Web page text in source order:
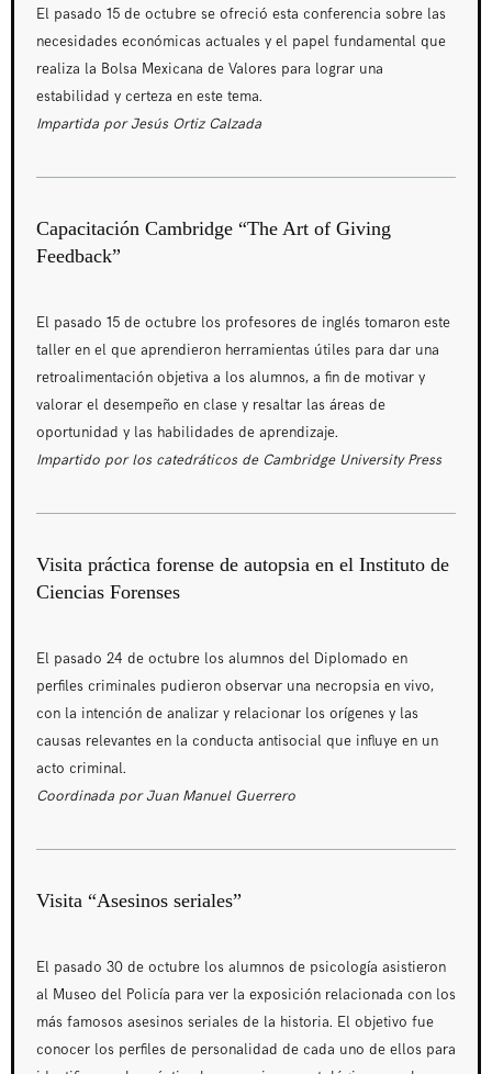
El pasado 15 de octubre se ofreció esta conferencia sobre las
necesidades económicas actuales y el papel fundamental que
realiza la Bolsa Mexicana de Valores para lograr una
estabilidad y certeza en este tema.
Impartida por Jesús Ortiz Calzada
Capacitación Cambridge “The Art of Giving
Feedback”
El pasado 15 de octubre los profesores de inglés tomaron este
taller en el que aprendieron herramientas útiles para dar una
retroalimentación objetiva a los alumnos, a fin de motivar y
valorar el desempeño en clase y resaltar las áreas de
oportunidad y las habilidades de aprendizaje.
Impartido por los catedráticos de Cambridge University Press
Visita práctica forense de autopsia en el Instituto de
Ciencias Forenses
El pasado 24 de octubre los alumnos del Diplomado en
perfiles criminales pudieron observar una necropsia en vivo,
con la intención de analizar y relacionar los orígenes y las
causas relevantes en la conducta antisocial que influye en un
acto criminal.
Coordinada por Juan Manuel Guerrero
Visita “Asesinos seriales”
El pasado 30 de octubre los alumnos de psicología asistieron
al Museo del Policía para ver la exposición relacionada con los
más famosos asesinos seriales de la historia. El objetivo fue
conocer los perfiles de personalidad de cada uno de ellos para